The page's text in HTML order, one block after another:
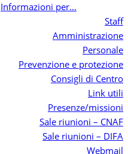
Informazioni per…
Staff
Amministrazione
Personale
Prevenzione e protezione
Consigli di Centro
Link utili
Presenze/missioni
Sale riunioni – CNAF
Sale riunioni – DIFA
Webmail